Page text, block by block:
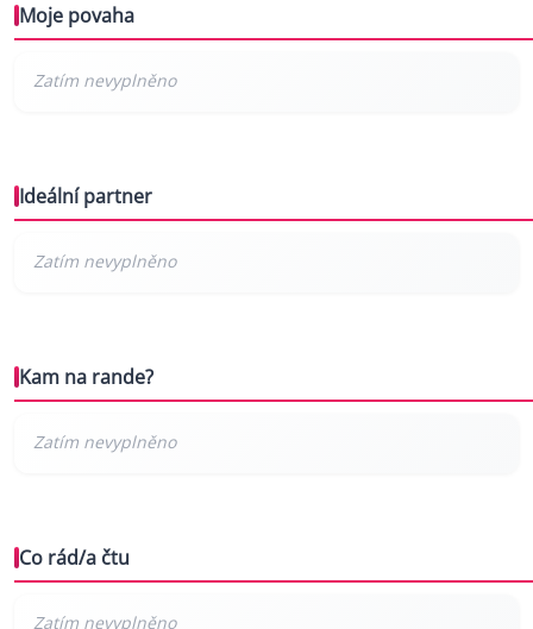
Moje povaha
Ideální partner
Kam na rande?
Co rád/a čtu